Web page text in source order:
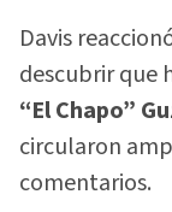
Davis
descubrir que
“El Chapo”
circularon
comentarios.